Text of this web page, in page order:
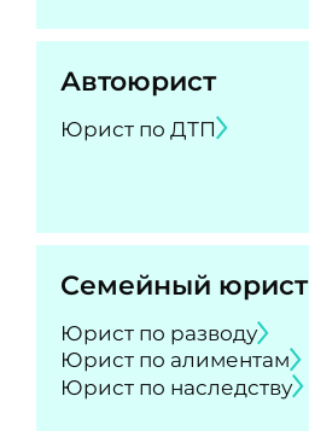
Автоюрист
Юрист по ДТП
Семейный юрист
Юрист по разводу
Юрист по алиментам
Юрист по наследству